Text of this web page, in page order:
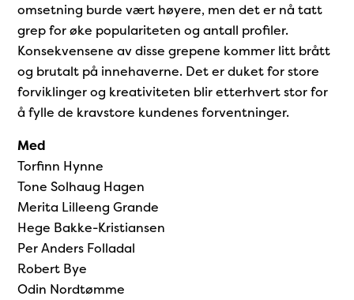
omsetning burde vært høyere, men det er nå tatt
grep for øke populariteten og antall profiler.
Konsekvensene av disse grepene kommer litt brått
og brutalt på innehaverne. Det er duket for store
forviklinger og kreativiteten blir etterhvert stor for
å fylle de kravstore kundenes forventninger.
Med
Torfinn Hynne
Tone Solhaug Hagen
Merita Lilleeng Grande
Hege Bakke-Kristiansen
Per Anders Folladal
Robert Bye
Odin Nordtømme